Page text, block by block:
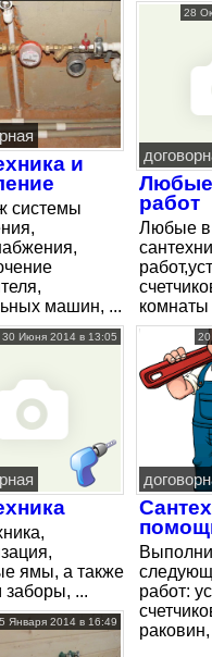
и
системы
машин, ...
30 Июня 2014 в 13:05
ямы, а также
заборы, ...
Января 2014 в 16:49
28
работ
Любые
работ:
раковин,